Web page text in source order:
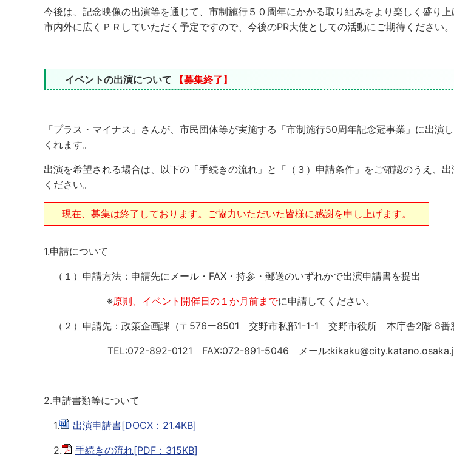
今後は、記念映像の出演等を通じて、市制施行５０周年にかかる取り組みをより楽しく盛り
市内外に広くＰＲしていただく予定ですので、今後のPR大使としての活動にご期待ください。
イベントの出演について 【募集終了】
「プラス・マイナス」さんが、市民団体等が実施する「市制施行50周年記念冠事業」に出演
くれます。
出演を希望される場合は、以下の「手続きの流れ」と「（３）申請条件」をご確認のうえ、
ください。
現在、募集は終了しております。ご協力いただいた皆様に感謝を申し上げます。
1.申請について
（１）申請方法：申請先にメール・FAX・持参・郵送のいずれかで出演申請書を提出
※原則、イベント開催日の１か月前までに申請してください。
（２）申請先：政策企画課（〒576ー8501 交野市私部1-1-1 交野市役所 本庁舎2階 8番
TEL:072-892-0121 FAX:072-891-5046 メール
2.申請書類等について
1. 出演申請書[DOCX：21.4KB]
2. 手続きの流れ[PDF：315KB]